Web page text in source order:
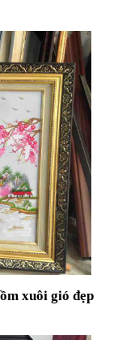
xuôi gió đẹp